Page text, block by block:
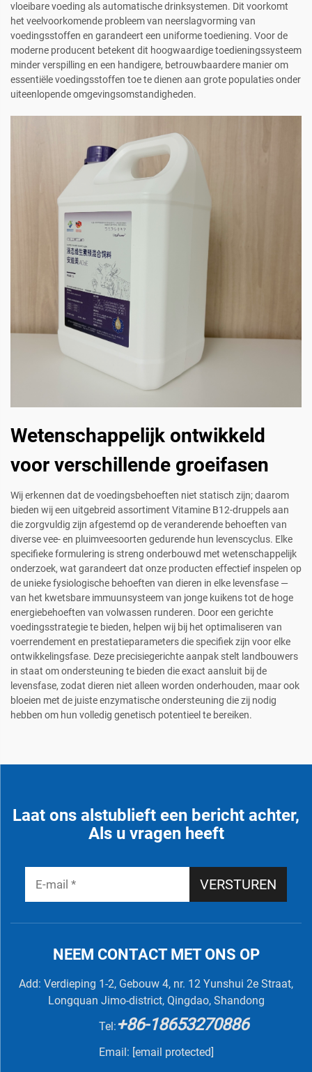
vloeibare voeding als automatische drinksystemen. Dit voorkomt
het veelvoorkomende probleem van neerslagvorming van
voedingsstoffen en garandeert een uniforme toediening. Voor de
moderne producent betekent dit hoogwaardige toedieningssysteem
minder verspilling en een handigere, betrouwbaardere manier om
essentiële voedingsstoffen toe te dienen aan grote populaties onder
uiteenlopende omgevingsomstandigheden.
Wetenschappelijk ontwikkeld
voor verschillende groeifasen
Wij erkennen dat de voedingsbehoeften niet statisch zijn; daarom
bieden wij een uitgebreid assortiment Vitamine B12-druppels aan
die zorgvuldig zijn afgestemd op de veranderende behoeften van
diverse vee- en pluimveesoorten gedurende hun levenscyclus. Elke
specifieke formulering is streng onderbouwd met wetenschappelijk
onderzoek, wat garandeert dat onze producten effectief inspelen op
de unieke fysiologische behoeften van dieren in elke levensfase —
van het kwetsbare immuunsysteem van jonge kuikens tot de hoge
energiebehoeften van volwassen runderen. Door een gerichte
voedingsstrategie te bieden, helpen wij bij het optimaliseren van
voerrendement en prestatieparameters die specifiek zijn voor elke
ontwikkelingsfase. Deze precisiegerichte aanpak stelt landbouwers
in staat om ondersteuning te bieden die exact aansluit bij de
levensfase, zodat dieren niet alleen worden onderhouden, maar ook
bloeien met de juiste enzymatische ondersteuning die zij nodig
hebben om hun volledig genetisch potentieel te bereiken.
Laat ons alstublieft een bericht achter,
Als u vragen heeft
VERSTUREN
NEEM CONTACT MET ONS OP
Add: Verdieping 1-2, Gebouw 4, nr. 12 Yunshui 2e Straat,
Longquan Jimo-district, Qingdao, Shandong
Tel:+86-18653270886
Email: [email protected]